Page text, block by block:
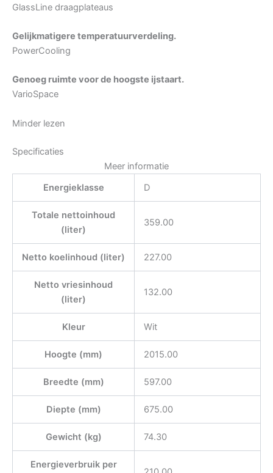
GlassLine draagplateaus
Gelijkmatigere temperatuurverdeling.
PowerCooling
Genoeg ruimte voor de hoogste ijstaart.
VarioSpace
Minder lezen
Specificaties
Meer informatie
Energieklasse
D
Totale nettoinhoud
(liter)
359.00
Netto koelinhoud (liter) 227.00
Netto vriesinhoud
(liter)
132.00
Kleur Wit
Hoogte (mm) 2015.00
Breedte (mm) 597.00
Diepte (mm) 675.00
Gewicht (kg) 74.30
Energieverbruik per